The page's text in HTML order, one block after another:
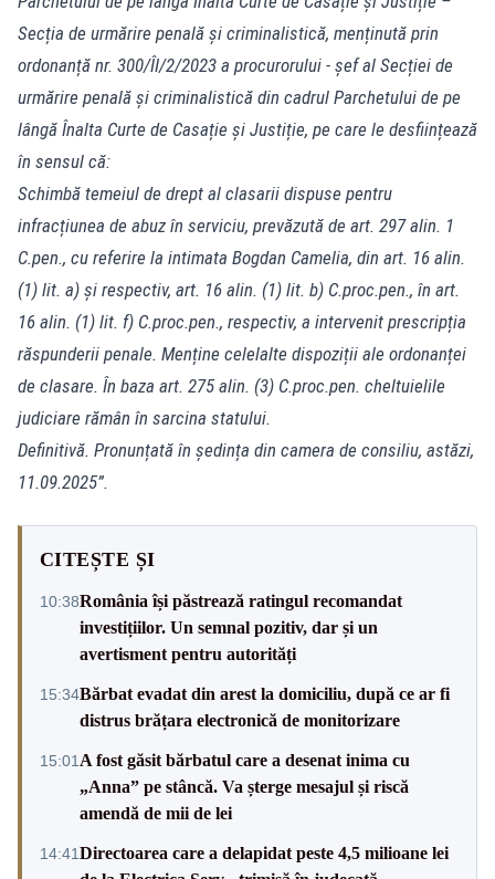
Secția de urmărire penală și criminalistică, menținută prin
ordonanță nr. 300/ÎI/2/2023 a procurorului - șef al Secției de
urmărire penală și criminalistică din cadrul Parchetului de pe
lângă Înalta Curte de Casație și Justiție, pe care le desființează
în sensul că:
Schimbă temeiul de drept al clasarii dispuse pentru
infracțiunea de abuz în serviciu, prevăzută de art. 297 alin. 1
C.pen., cu referire la intimata Bogdan Camelia, din art. 16 alin.
(1) lit. a) și respectiv, art. 16 alin. (1) lit. b) C.proc.pen., în art.
16 alin. (1) lit. f) C.proc.pen., respectiv, a intervenit prescripția
răspunderii penale. Menține celelalte dispoziții ale ordonanței
de clasare. În baza art. 275 alin. (3) C.proc.pen. cheltuielile
judiciare rămân în sarcina statului.
Definitivă. Pronunțată în ședința din camera de consiliu, astăzi,
11.09.2025”.
CITEȘTE ȘI
10:38România își păstrează ratingul recomandat
investițiilor. Un semnal pozitiv, dar și un
avertisment pentru autorități
15:34Bărbat evadat din arest la domiciliu, după ce ar fi
distrus brățara electronică de monitorizare
15:01 A fost găsit bărbatul care a desenat inima cu
„Anna” pe stâncă. Va șterge mesajul și riscă
amendă de mii de lei
14:41Directoarea care a delapidat peste 4,5 milioane lei